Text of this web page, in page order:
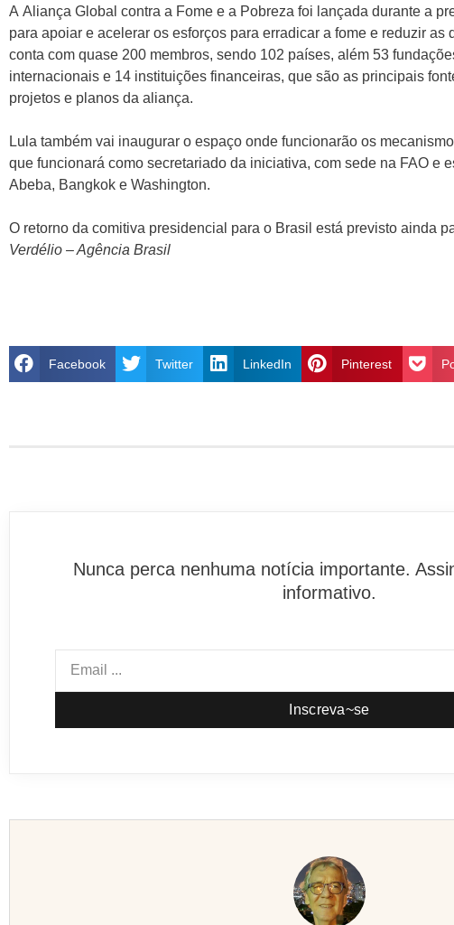
A Aliança Global contra a Fome e a Pobreza foi lançada durante a
para apoiar e acelerar os esforços para erradicar a fome e reduzir as
conta com quase 200 membros, sendo 102 países, além 53
internacionais e 14 instituições financeiras, que são as principais
projetos e planos da aliança.
Lula também vai inaugurar o espaço onde funcionarão os
que funcionará como secretariado da iniciativa, com sede na FAO e
Abeba, Bangkok e Washington.
O retorno da comitiva presidencial para o Brasil está previsto ainda
Verdélio – Agência Brasil
Facebook Twitter LinkedIn Pinterest
Nunca perca nenhuma notícia importante.
informativo.
Inscreva~se